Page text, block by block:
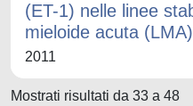
(ET-1) nelle linee
mieloide acuta (LMA)
2011
Mostrati risultati da 33 a 48